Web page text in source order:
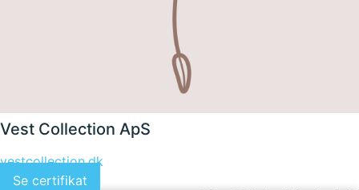
Vest Collection ApS
vestcollection.dk
Se certifikat